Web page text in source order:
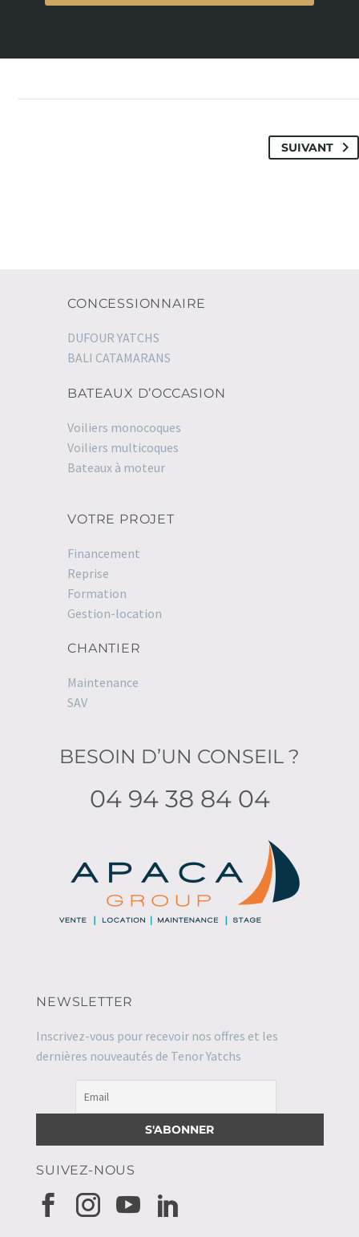
SUIVANT
CONCESSIONNAIRE
DUFOUR YATCHS
BALI CATAMARANS
BATEAUX D’OCCASION
Voiliers monocoques
Voiliers multicoques
Bateaux à moteur
VOTRE PROJET
Financement
Reprise
Formation
Gestion-location
CHANTIER
Maintenance
SAV
BESOIN D’UN CONSEIL ?
04 94 38 84 04
NEWSLETTER
Inscrivez-vous pour recevoir nos offres et les
dernières nouveautés de Tenor Yatchs
SUIVEZ-NOUS